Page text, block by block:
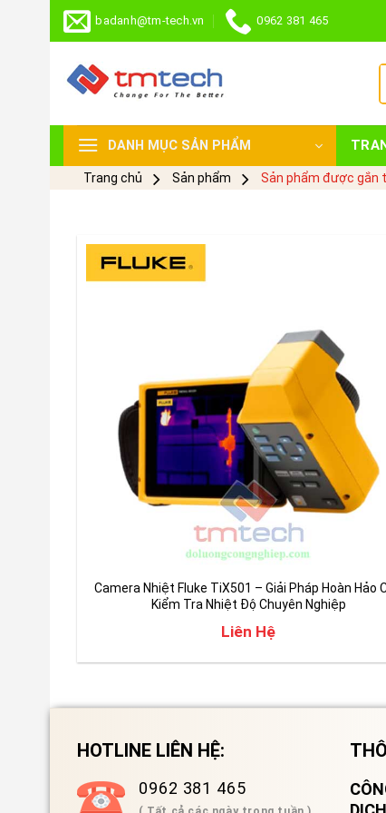
Skip
badanh@tm-tech.vn 0962 381 465
DANH MỤC SẢN PHẨM
Trang chủ Sản phẩm Sản phẩm được gắn
Camera Nhiệt Fluke TiX501 – Giải Pháp Hoàn Hảo
Kiểm Tra Nhiệt Độ Chuyên Nghiệp
Liên Hệ
HOTLINE LIÊN HỆ:
0962 381 465